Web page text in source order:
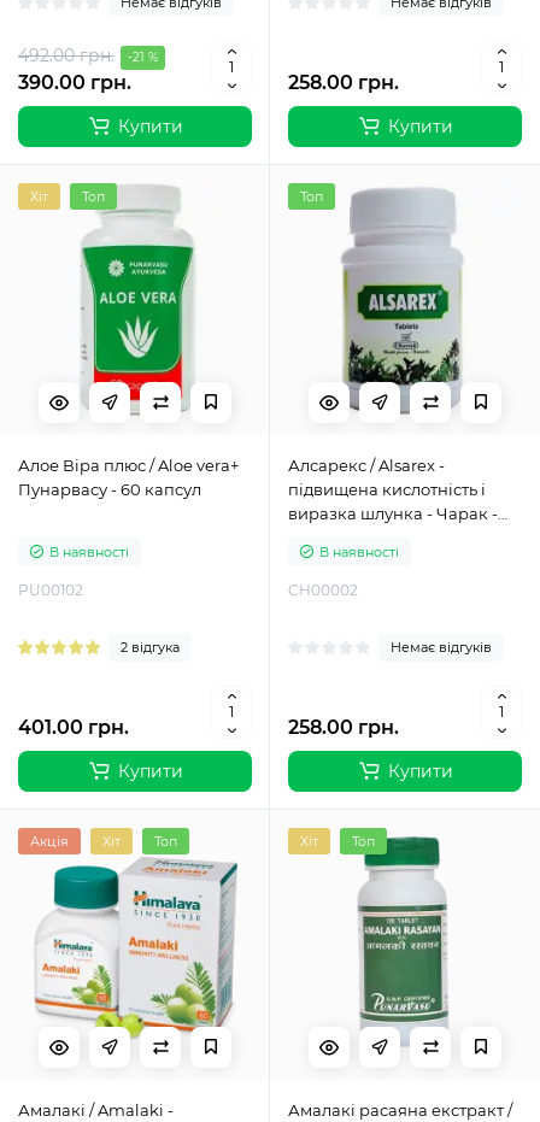
492.00 грн. -21 %
390.00 грн.
Купити
258.00 грн.
Купити
Хіт Топ
Алое Віра плюс / Aloe vera+
Пунарвасу - 60 капсул
В наявності
PU00102
2 відгука
401.00 грн.
Купити
Топ
Алсарекс / Alsarex -
підвищена кислотність і
виразка шлунка - Чарак -
В наявності
CH00002
Немає відгуків
258.00 грн.
Купити
Акція Хіт Топ
Амалакі / Amalaki -
Хіт Топ
Амалакі расаяна екстракт /